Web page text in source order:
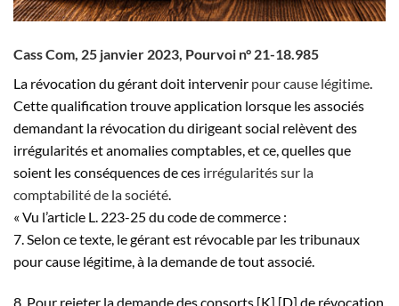
Cass Com, 25 janvier 2023, Pourvoi n° 21-18.985
La révocation du gérant doit intervenir pour cause légitime.
Cette qualification trouve application lorsque les associés
demandant la révocation du dirigeant social relèvent des
irrégularités et anomalies comptables, et ce, quelles que
soient les conséquences de ces irrégularités sur la
comptabilité de la société.
« Vu l’article L. 223-25 du code de commerce :
7. Selon ce texte, le gérant est révocable par les tribunaux
pour cause légitime, à la demande de tout associé.
8. Pour rejeter la demande des consorts [K] [D] de révocation